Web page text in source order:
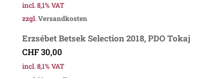
incl. 8,1% VAT
zzgl.Versandkosten
Erzsébet Betsek Selection 2018, PDO Tokaj
CHF30,00
incl. 8,1% VAT